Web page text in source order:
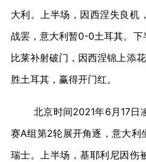
大利。上半场，因西涅失良机
战罢，意大利暂0-0土耳其。
比莱补射破门，因西涅锦上添
胜土耳其，赢得开门红。
北京时间2021年6月17日
赛A组第2轮展开角逐，意大利
瑞士。上半场，基耶利尼因伤